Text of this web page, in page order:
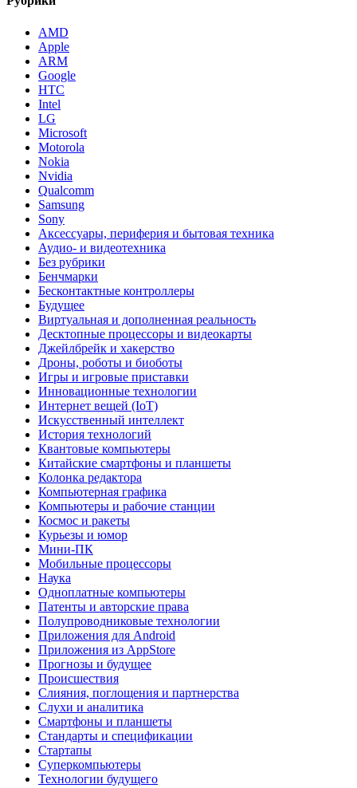
AMD
Apple
ARM
Google
HTC
Intel
LG
Microsoft
Motorola
Nokia
Nvidia
Qualcomm
Samsung
Sony
Аксессуары, периферия и бытовая техника
Аудио- и видеотехника
Без рубрики
Бенчмарки
Бесконтактные контроллеры
Будущее
Виртуальная и дополненная реальность
Десктопные процессоры и видеокарты
Джейлбрейк и хакерство
Дроны, роботы и биоботы
Игры и игровые приставки
Инновационные технологии
Интернет вещей (IoT)
Искусственный интеллект
История технологий
Квантовые компьютеры
Китайские смартфоны и планшеты
Колонка редактора
Компьютерная графика
Компьютеры и рабочие станции
Космос и ракеты
Курьезы и юмор
Мини-ПК
Мобильные процессоры
Наука
Одноплатные компьютеры
Патенты и авторские права
Полупроводниковые технологии
Приложения для Android
Приложения из AppStore
Прогнозы и будущее
Происшествия
Слияния, поглощения и партнерства
Слухи и аналитика
Смартфоны и планшеты
Стандарты и спецификации
Стартапы
Суперкомпьютеры
Технологии будущего